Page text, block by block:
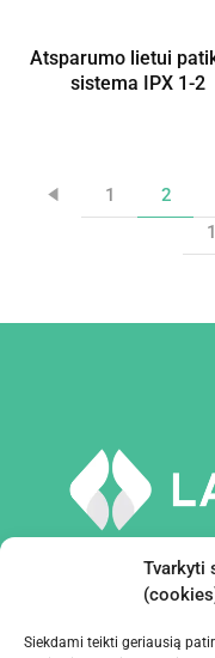
Tvarkyti
Siekdami teikti geriausią
Atsparumo lietui
sistema IPX 1-2
1 2